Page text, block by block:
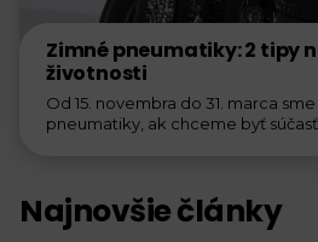
Najnovšie články
Zimné pneumatiky: 2 tipy
životnosti
Od 15. novembra do 31. marca
pneumatiky, ak chceme byť